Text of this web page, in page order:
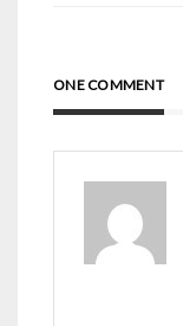
ONE COMMENT